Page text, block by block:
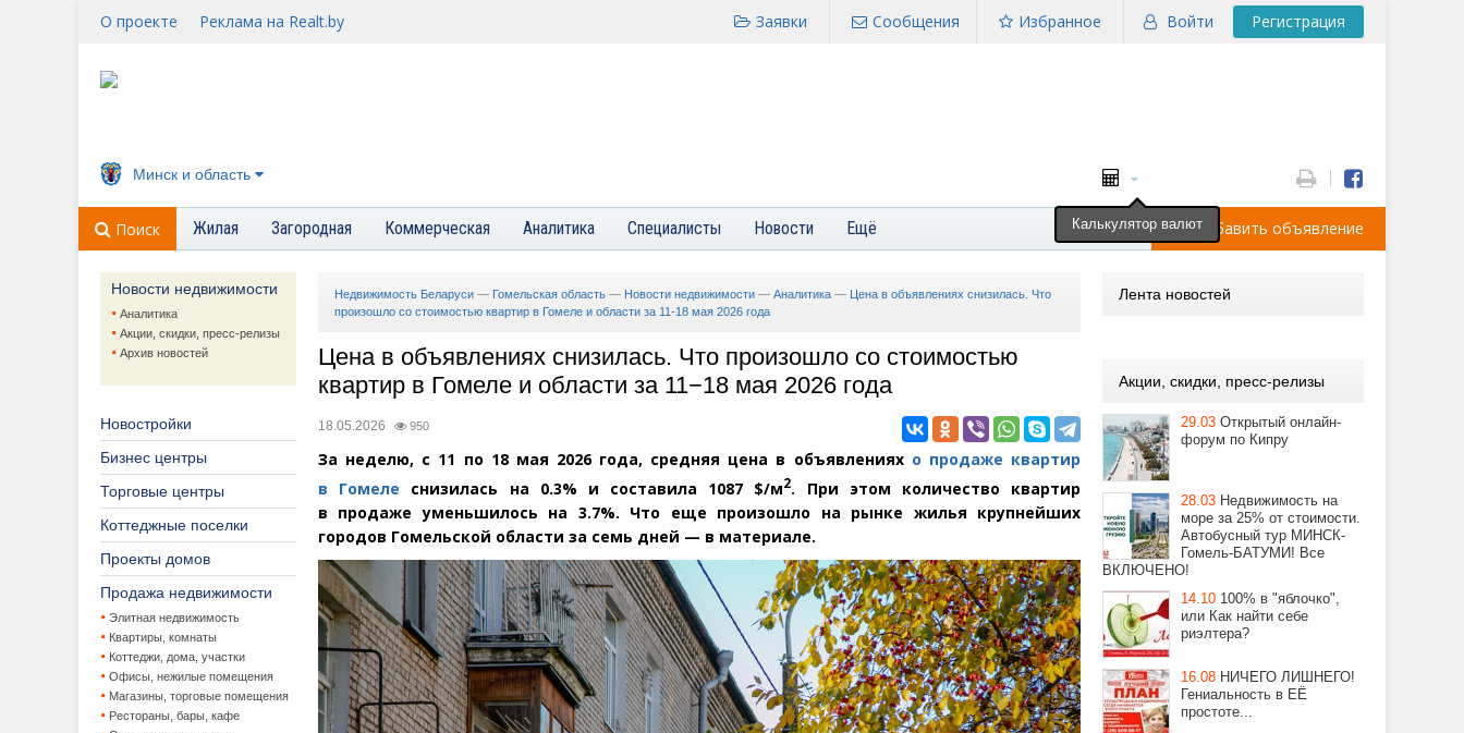
О проекте Реклама на Realt.by Войти Регистрация
Избранное
Сообщения
Заявки
Минск и область
Поиск Жилая Загородная Коммерческая Аналитика Специалисты Новости Ещё Добавить объявление
Новости недвижимости
Аналитика
Акции, скидки, пресс-релизы
Архив новостей
Новостройки
Бизнес центры
Торговые центры
Коттеджные поселки
Проекты домов
Продажа недвижимости
Элитная недвижимость
Квартиры, комнаты
Коттеджи, дома, участки
Офисы, нежилые помещения
Магазины, торговые помещения
Рестораны, бары, кафе
Недвижимость Беларуси — Гомельская область — Новости недвижимости — Аналитика — Цена в объявлениях снизилась. Что
произошло со стоимостью квартир в Гомеле и области за 11-18 мая 2026 года
Цена в объявлениях снизилась. Что произошло со стоимостью
квартир в Гомеле и области за 11−18 мая 2026 года
18.05.2026 950
За неделю, с 11 по 18 мая 2026 года, средняя цена в объявлениях о продаже квартир
в Гомеле снизилась на 0.3% и составила 1087 $/м2. При этом количество квартир
в продаже уменьшилось на 3.7%. Что еще произошло на рынке жилья крупнейших
городов Гомельской области за семь дней — в материале.
Лента новостей
Акции, скидки, пресс-релизы
29.03 Открытый онлайн-
форум по Кипру
28.03 Недвижимость на
море за 25% от стоимости.
Автобусный тур МИНСК-
Гомель-БАТУМИ! Все
ВКЛЮЧЕНО!
14.10 100% в "яблочко",
или Как найти себе
риэлтера?
16.08 НИЧЕГО ЛИШНЕГО!
Гениальность в ЕЁ
простоте...
Калькулятор валют